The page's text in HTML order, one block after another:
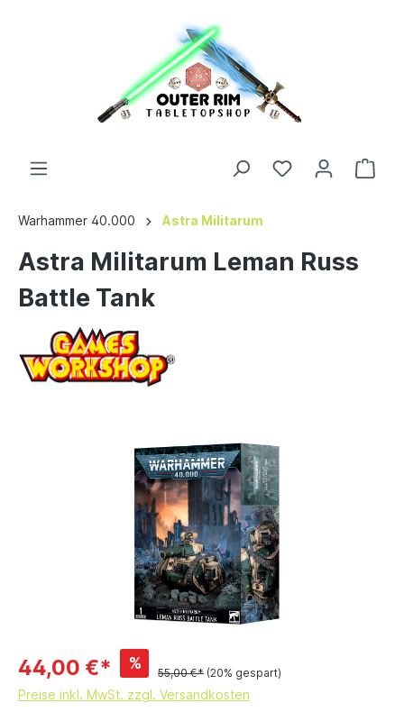
Warhammer 40.000 Astra Militarum
Astra Militarum Leman Russ
Battle Tank
44,00 €* %
55,00 €* (20% gespart)
Preise inkl. MwSt. zzgl. Versandkosten